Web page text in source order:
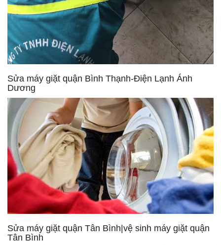
Sửa máy giặt quận Bình Thạnh-Điện Lạnh Ánh
Dương
Sửa máy giặt quận Tân Bình|vệ sinh máy giặt quận
Tân Bình